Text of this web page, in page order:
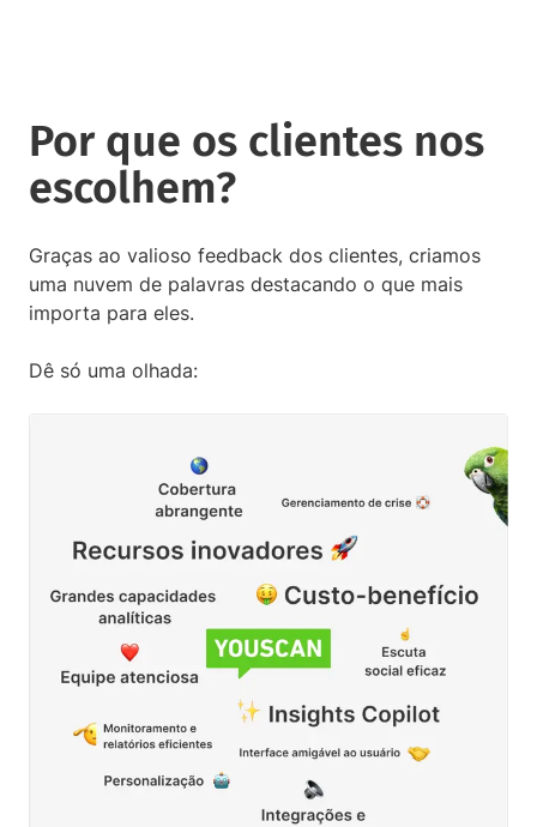
Por que os clientes nos
escolhem?
Graças ao valioso feedback dos clientes, criamos
uma nuvem de palavras destacando o que mais
importa para eles.
Dê só uma olhada: